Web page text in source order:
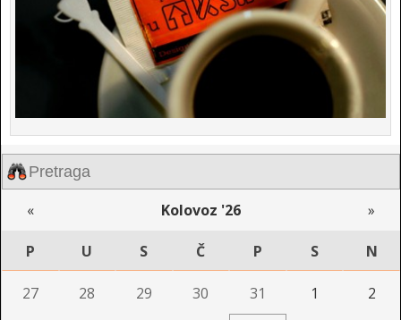
« Kolovoz '26 »
P U S Č P S N
27 28 29 30 31 1 2